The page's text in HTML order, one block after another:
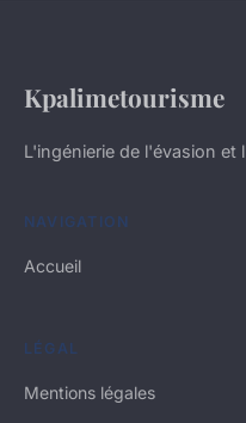
Kpalimetourisme
L'ingénierie de l'évasion et
NAVIGATION
Accueil
LÉGAL
Mentions légales